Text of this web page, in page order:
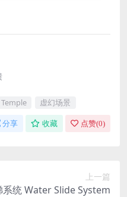
虚幻场景
分享 收藏 点赞(0)
上一篇
系统 Water Slide System